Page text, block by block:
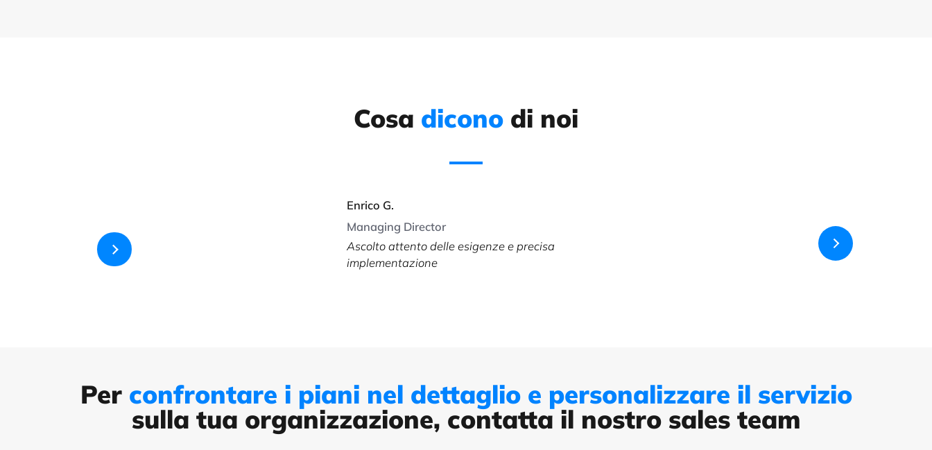
Cosa dicono di noi
Enrico G.
Managing Director
Ascolto attento delle esigenze e precisa
implementazione
Per confrontare i piani nel dettaglio e personalizzare il servizio
sulla tua organizzazione, contatta il nostro sales team